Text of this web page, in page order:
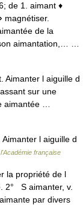
de 1. aimant ♦
magnétiser.
de la
aimantation,… …
Aimanter l aiguille d
sur une
aimantée …
l aiguille d
française
la propriété de l
2° S aimanter, v.
par divers